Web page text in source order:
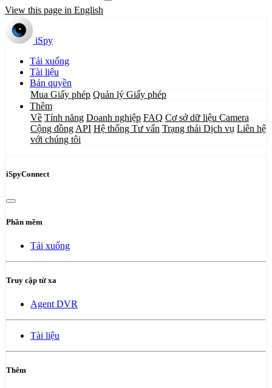
View this page in English
iSpy
Tải xuống
Tài liệu
Bản quyền
Mua Giấy phép Quản lý Giấy phép
Thêm
Về Tính năng Doanh nghiệp FAQ Cơ sở dữ liệu Camera
Cộng đồng API Hệ thống Tư vấn Trạng thái Dịch vụ Liên hệ
với chúng tôi
iSpyConnect
Phần mềm
Tải xuống
Truy cập từ xa
Agent DVR
Tài liệu
Thêm